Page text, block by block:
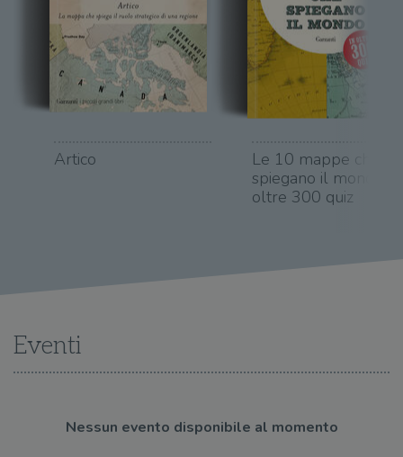
Artico
Le 10 mappe che
spiegano il mondo in
oltre 300 quiz
Eventi
Nessun evento disponibile al momento